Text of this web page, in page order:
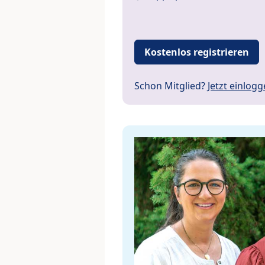
Kostenlos registrieren
Schon Mitglied? Jetzt